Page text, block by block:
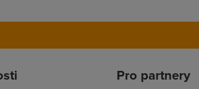
Pro partnery